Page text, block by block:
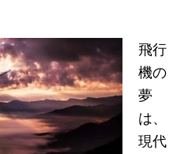
飛行
機の
夢
は、
現代